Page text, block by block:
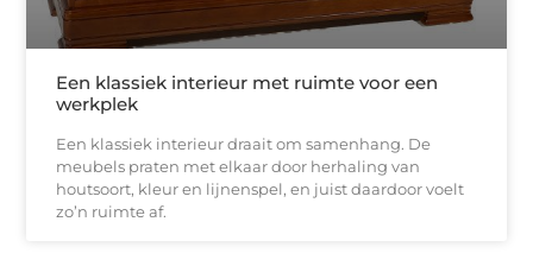
Een klassiek interieur met ruimte voor een
werkplek
Een klassiek interieur draait om samenhang. De
meubels praten met elkaar door herhaling van
houtsoort, kleur en lijnenspel, en juist daardoor voelt
zo’n ruimte af.